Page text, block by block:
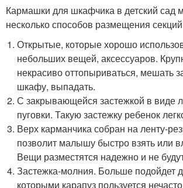
Кармашки для шкафчика в детский сад
несколько способов размещения
Открытые, которые хорошо
небольших вещей, аксессуаров.
некрасиво оттопыриваться, мешать
шкафу, выпадать.
С закрывающейся застежкой в виде
пуговки. Такую застежку ребенок
Верх карманчика собран на ленту-
позволит малышу быстро взять или
Вещи разместятся надежно и не
Застежка-молния. Больше подойдет
которыми карапуз пользуется